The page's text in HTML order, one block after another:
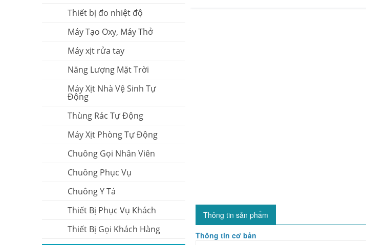
Thông tin sản phẩm
Thông tin cơ bản
Thiết bị đo nhiệt độ
Máy Tạo Oxy, Máy Thở
Máy xịt rửa tay
Năng Lượng Mặt Trời
Máy Xịt Nhà Vệ Sinh Tự
Động
Thùng Rác Tự Động
Máy Xịt Phòng Tự Động
Chuông Gọi Nhân Viên
Chuông Phục Vụ
Chuông Y Tá
Thiết Bị Phục Vụ Khách
Thiết Bị Gọi Khách Hàng